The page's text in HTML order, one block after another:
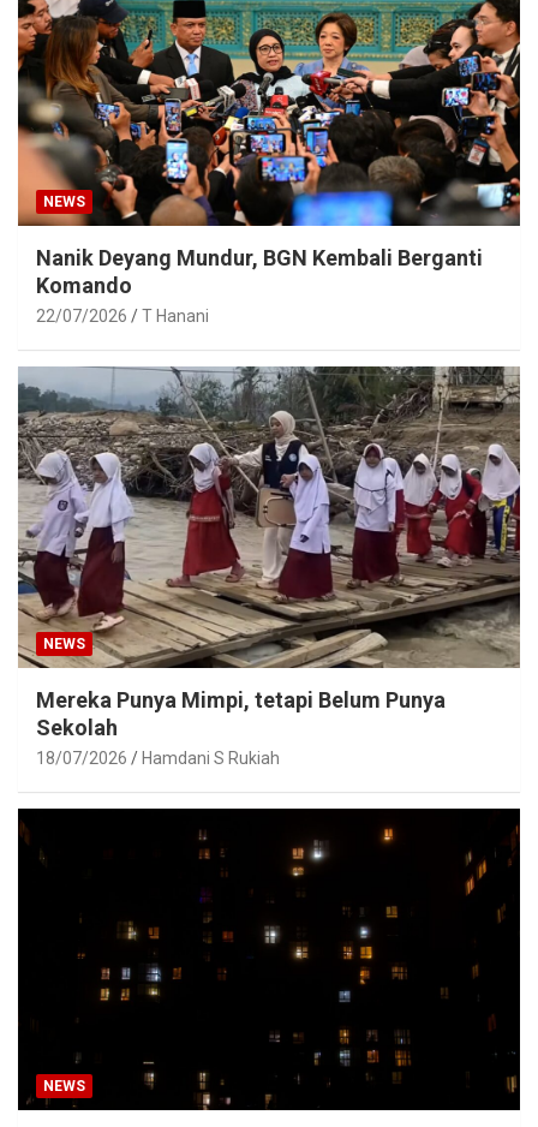
NEWS
Nanik Deyang Mundur, BGN Kembali Berganti
Komando
22/07/2026 T Hanani
NEWS
Mereka Punya Mimpi, tetapi Belum Punya
Sekolah
18/07/2026 Hamdani S Rukiah
NEWS